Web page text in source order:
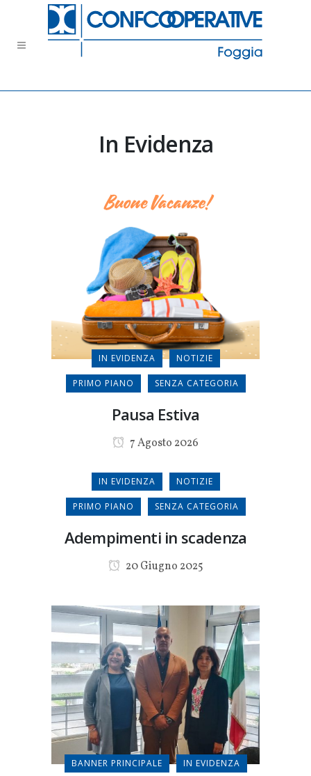
In Evidenza
IN EVIDENZA NOTIZIE
PRIMO PIANO SENZA CATEGORIA
Pausa Estiva
7 Agosto 2026
IN EVIDENZA NOTIZIE
PRIMO PIANO SENZA CATEGORIA
Adempimenti in scadenza
20 Giugno 2025
BANNER PRINCIPALE IN EVIDENZA